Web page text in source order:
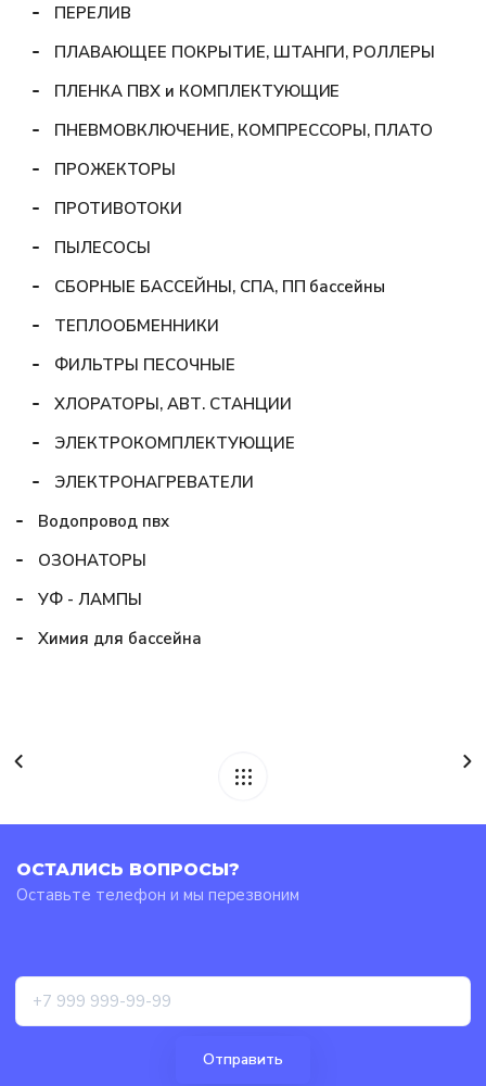
ПЕРЕЛИВ
ПЛАВАЮЩЕЕ ПОКРЫТИЕ, ШТАНГИ, РОЛЛЕРЫ
ПЛЕНКА ПВХ и КОМПЛЕКТУЮЩИЕ
ПНЕВМОВКЛЮЧЕНИЕ, КОМПРЕССОРЫ, ПЛАТО
ПРОЖЕКТОРЫ
ПРОТИВОТОКИ
ПЫЛЕСОСЫ
СБОРНЫЕ БАССЕЙНЫ, СПА, ПП бассейны
ТЕПЛООБМЕННИКИ
ФИЛЬТРЫ ПЕСОЧНЫЕ
ХЛОРАТОРЫ, АВТ. СТАНЦИИ
ЭЛЕКТРОКОМПЛЕКТУЮЩИЕ
ЭЛЕКТРОНАГРЕВАТЕЛИ
Водопровод пвх
ОЗОНАТОРЫ
УФ - ЛАМПЫ
Химия для бассейна
ОСТАЛИСЬ ВОПРОСЫ?
Оставьте телефон и мы перезвоним